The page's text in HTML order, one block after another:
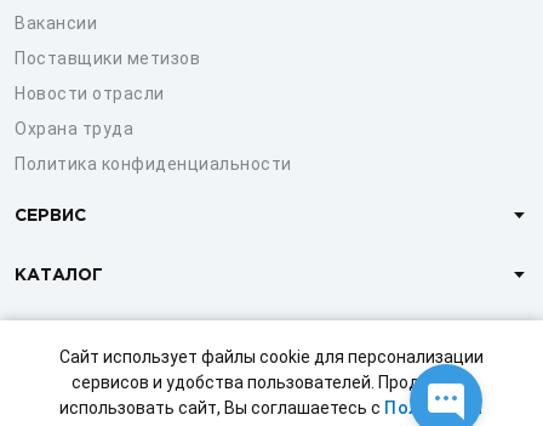
Сайт использует файлы cookie для персонализации
сервисов и удобства пользователей. Продолжая
использовать сайт, Вы соглашаетесь с Политикой
Вакансии
Поставщики метизов
Новости отрасли
Охрана труда
Политика конфиденциальности
СЕРВИС
КАТАЛОГ